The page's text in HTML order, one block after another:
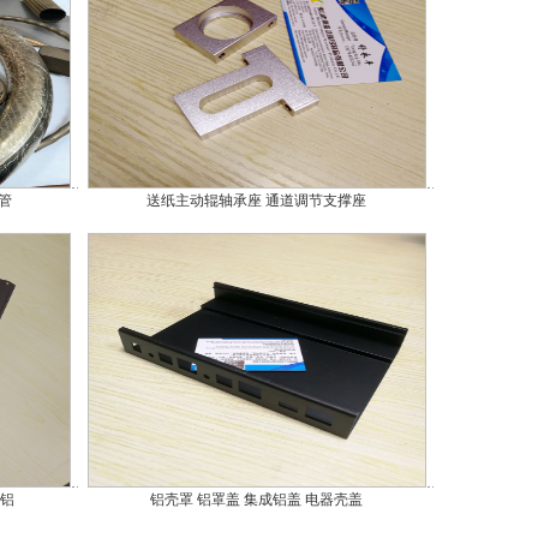
送纸主动辊轴承座 通道调节支撑座
铝壳罩 铝罩盖 集成铝盖 电器壳盖